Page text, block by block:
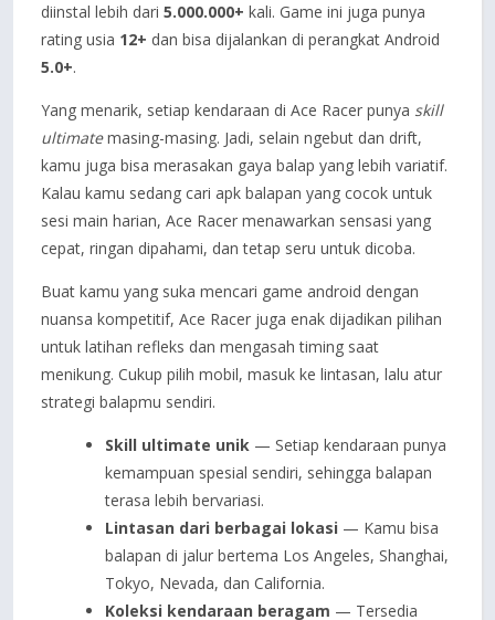
diinstal lebih dari 5.000.000+ kali. Game ini juga punya
rating usia 12+ dan bisa dijalankan di perangkat Android
5.0+.
Yang menarik, setiap kendaraan di Ace Racer punya skill
ultimatemasing-masing. Jadi, selain ngebut dan drift,
kamu juga bisa merasakan gaya balap yang lebih variatif.
Kalau kamu sedang cari apk balapan yang cocok untuk
sesi main harian, Ace Racer menawarkan sensasi yang
cepat, ringan dipahami, dan tetap seru untuk dicoba.
Buat kamu yang suka mencari game android dengan
nuansa kompetitif, Ace Racer juga enak dijadikan pilihan
untuk latihan refleks dan mengasah timing saat
menikung. Cukup pilih mobil, masuk ke lintasan, lalu atur
strategi balapmu sendiri.
Skill ultimate unik — Setiap kendaraan punya
kemampuan spesial sendiri, sehingga balapan
terasa lebih bervariasi.
Lintasan dari berbagai lokasi — Kamu bisa
balapan di jalur bertema Los Angeles, Shanghai,
Tokyo, Nevada, dan California.
Koleksi kendaraan beragam — Tersedia